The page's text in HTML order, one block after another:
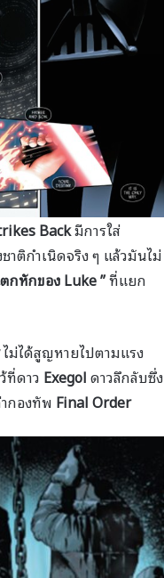
Backมีการใส่
าติกำเนิดจริง ๆ แล้วมันไม่
กหักของ Luke”ที่แยก
ไม่ได้สูญหายไปตามแรง
ที่ดาว Exegolดาวลึกลับซึ่ง
กองทัพ Final Order